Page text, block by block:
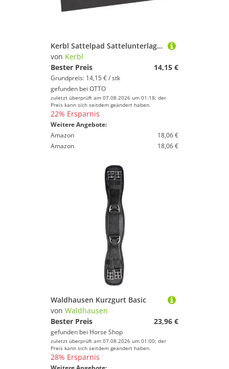
Kerbl Sattelpad Sattelunterlage AntiSlip 60 cm x 45 cm schwarz 321357, (1-St)
von Kerbl
Bester Preis
14,15 €
Grundpreis: 14,15 € / stk
gefunden bei OTTO
zuletzt überprüft am 07.08.2026 um 01:18; der
Preis kann sich seitdem geändert haben.
22% Ersparnis
Weitere Angebote:
Amazon
18,06 €
Amazon
18,06 €
Waldhausen Kurzgurt Basic
von Waldhausen
Bester Preis
23,96 €
gefunden bei Horse Shop
zuletzt überprüft am 07.08.2026 um 01:00; der
Preis kann sich seitdem geändert haben.
28% Ersparnis